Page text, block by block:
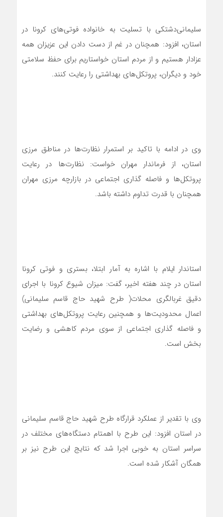
سلیمانی‌دشتکی با تسلیت به خانواده فوتی‌های کرونا در
استان، افزود: همچنان در غم از دست دادن این عزیزان همه
عزادار هستیم و از مردم استان خواستاریم برای حفظ سلامتی
خود و دیگران، پروتکل‌های بهداشتی را رعایت کنند.
وی در ادامه با تاکید بر استمرار نظارت‌ها در مناطق مرزی
استان، از فرماندار مهران خواست: نظارت‌ها در رعایت
پروتکل‌ها و فاصله گذاری اجتماعی در بازارچه مرزی مهران
همچنان با قدرت تداوم داشته باشد.
استاندار ایلام با اشاره به آمار ابتلا، بستری و فوتی کرونا
استان در چند هفته اخیر، گفت: میزان شیوع کرونا با اجرای
دقیق غربالگری محلات( طرح شهید حاج قاسم سلیمانی)
اعمال محدودیت‌ها و همچنین رعایت پروتکل‌های بهداشتی
و فاصله گذاری اجتماعی از سوی مردم کاهشی و رضایت
بخش است.
وی با تقدیر از عملکرد قرارگاه طرح شهید حاج قاسم سلیمانی
در استان افزود: این طرح با اهمتام دستگاه‌های مختلف در
سراسر استان به خوبی اجرا شد که نتایج این طرح نیز بر
همگان آشکار شده است.